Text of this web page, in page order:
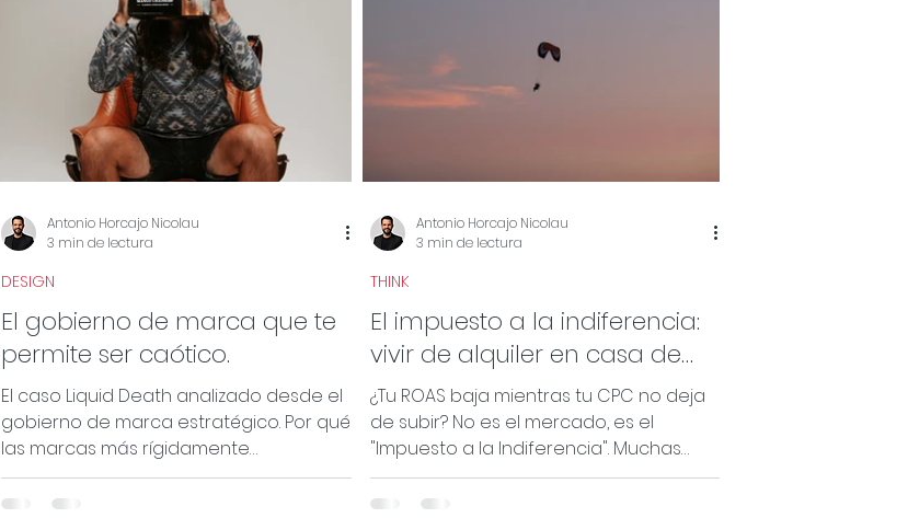
El gobierno de marca que te
permite ser caótico.
El caso Liquid Death analizado desde el
gobierno de marca estratégico. Por qué
las marcas más rígidamente
gobernadas son las que pueden
permitirse mayor libertad visual y cultural,
DESIGN
Antonio Horcajo Nicolau
3 min de lectura
El impuesto a la indiferencia:
vivir de alquiler en casa de
Google
¿Tu ROAS baja mientras tu CPC no deja
de subir? No es el mercado, es el
"Impuesto a la Indiferencia". Muchas
empresas creen que tienen un negocio
digital, pero en realidad viven de alquiler
THINK
Antonio Horcajo Nicolau
3 min de lectura